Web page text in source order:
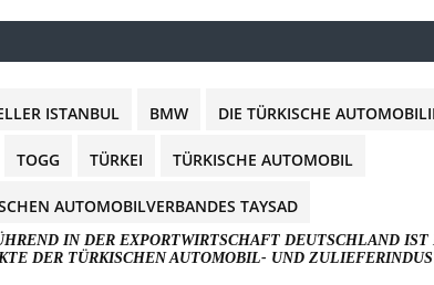
ISTANBUL BMW DIE TÜRKISCHE
TOGG TÜRKEI TÜRKISCHE AUTOMOBIL
AUTOMOBILVERBANDES TAYSAD
IN DER EXPORTWIRTSCHAFT DEUTSCHLAND IST
DER TÜRKISCHEN AUTOMOBIL- UND